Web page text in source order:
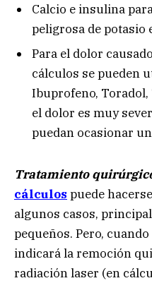
Calcio e insulina
peligrosa de potasio
Para el dolor
cálculos se pueden
Ibuprofeno,
el dolor es muy
puedan ocasionar
Tratamiento
cálculos puede
algunos casos,
pequeños. Pero,
indicará la remoción
radiación laser (en